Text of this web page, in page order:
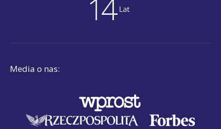
Media o nas: